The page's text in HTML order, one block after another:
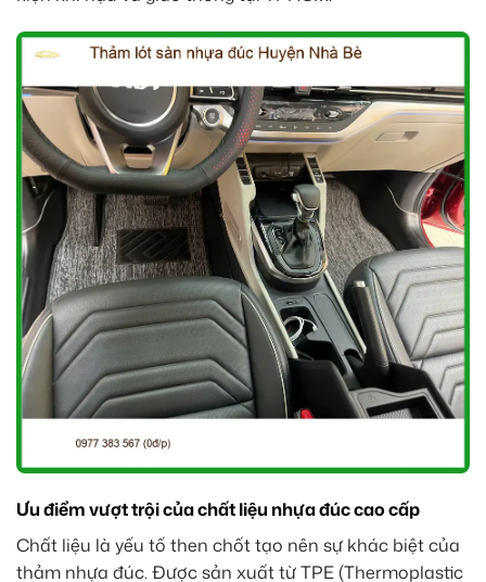
Ưu điểm vượt trội của chất liệu nhựa đúc cao cấp
Chất liệu là yếu tố then chốt tạo nên sự khác biệt của
thảm nhựa đúc. Được sản xuất từ TPE (Thermoplastic